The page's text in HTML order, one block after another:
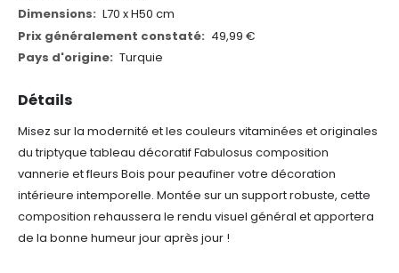
Détails
Misez sur la modernité et les couleurs vitaminées et originales
du triptyque tableau décoratif Fabulosus composition
vannerie et fleurs Bois pour peaufiner votre décoration
intérieure intemporelle. Montée sur un support robuste, cette
composition rehaussera le rendu visuel général et apportera
de la bonne humeur jour après jour !
L70 x H50 cm
49,99 €
Turquie